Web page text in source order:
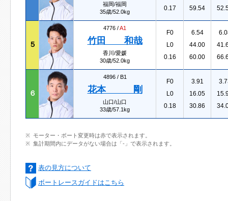
福岡/福岡
35歳/52.0kg
0.17
59.54
５
4776 /A1
竹田 和哉
香川/愛媛
30歳/52.0kg
F0
L0
0.16
6.54
44.00
60.00
６
4896 / B1
花本 剛
山口/山口
33歳/57.1kg
F0
L0
0.18
3.91
16.05
30.86
モーター・ボート変更時は赤で表示されます。
集計期間内にデータがない場合は「-」で表示されます。
表の見方について
ボートレースガイドはこちら